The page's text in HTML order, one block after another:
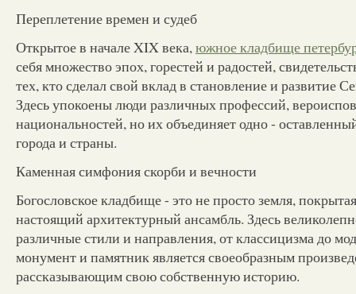
Переплетение времен и судеб
Открытое в начале XIX века, южное кладбище
себя множество эпох, горестей и радостей,
тех, кто сделал свой вклад в становление и развитие
Здесь упокоены люди различных профессий,
национальностей, но их объединяет одно -
города и страны.
Каменная симфония скорби и вечности
Богословское кладбище - это не просто земля,
настоящий архитектурный ансамбль. Здесь
различные стили и направления, от классицизма до
монумент и памятник является своеобразным
рассказывающим свою собственную историю.